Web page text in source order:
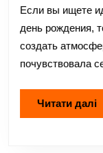
Если вы ищете
день рождения,
создать
почувствовала
Читати далі